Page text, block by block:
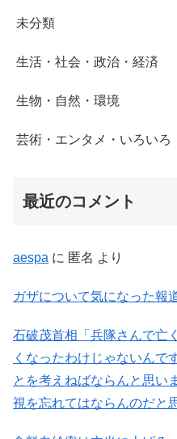
未分類
生活・社会・政治・経済
生物・自然・環境
芸術・エンタメ・いろいろ
最近のコメント
aespa に 匿名 より
ガザについて気になった報
石破茂首相「兵隊さんで亡
くなったわけじゃないんで
とを考えねばならんと思い
視を忘れてはならんのだと